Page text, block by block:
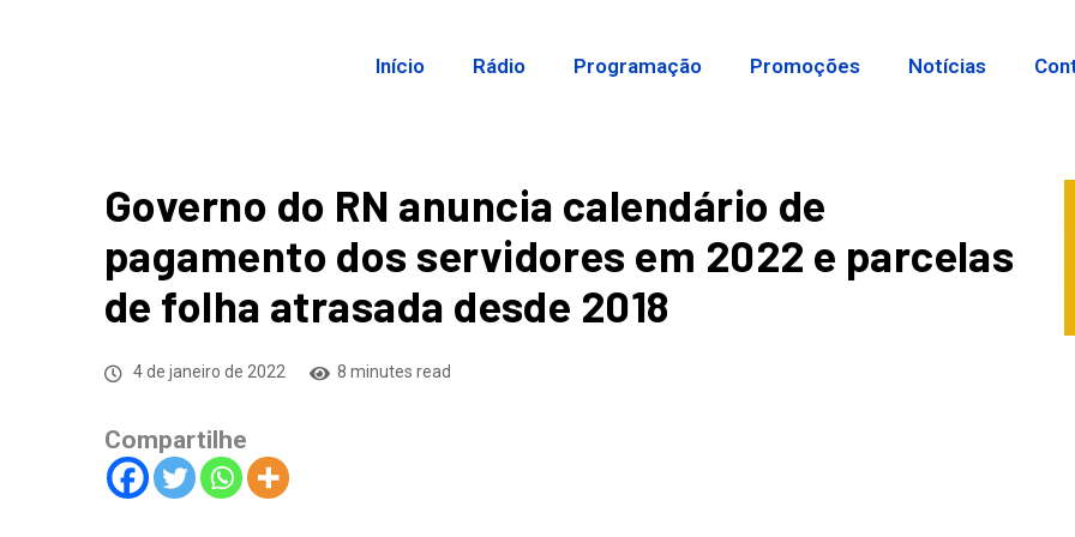
Início Rádio Programação Promoções Notícias
Governo do RN anuncia calendário de
pagamento dos servidores em 2022 e parcelas
de folha atrasada desde 2018
4 de janeiro de 2022 8 minutes read
Compartilhe